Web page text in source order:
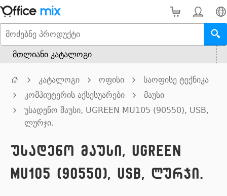
მთლიანი კატალოგი
კატალოგი ოფისი
საოფისე ტექნიკა
კომპიუტერის აქსესუარები
მაუსი
უსადენო მაუსი, UGREEN MU105 (90550), USB,
ლურჯი.
უსადენო მაუსი, UGREEN
MU105 (90550), USB, ლურჯი.